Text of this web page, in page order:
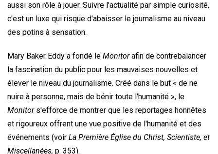
aussi son rôle à jouer. Suivre l'actualité par simple curiosité,
c'est un luxe qui risque d'abaisser le journalisme au niveau
des potins à sensation.
Mary Baker Eddy a fondé le Monitorafin de contrebalancer
la fascination du public pour les mauvaises nouvelles et
élever le niveau du journalisme. Créé dans le but « de ne
nuire à personne, mais de bénir toute l'humanité », le
Monitors'efforce de montrer que les reportages honnêtes
et rigoureux offrent une vue positive de l'humanité et des
événements (voir La Première Église du Christ, Scientiste, et
Miscellanées, p. 353).